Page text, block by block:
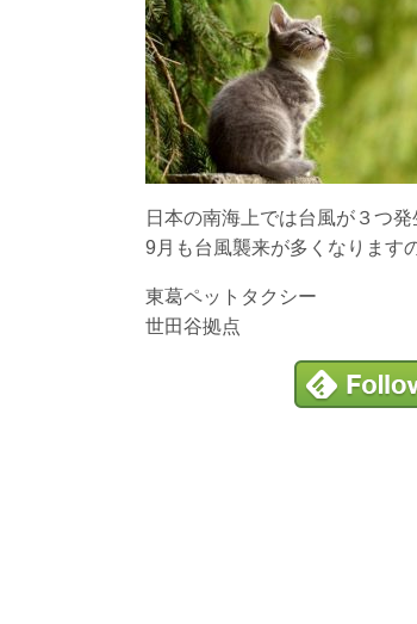
日本の南海上では台風が３つ発
9月も台風襲来が多くなります
東葛ペットタクシー
世田谷拠点